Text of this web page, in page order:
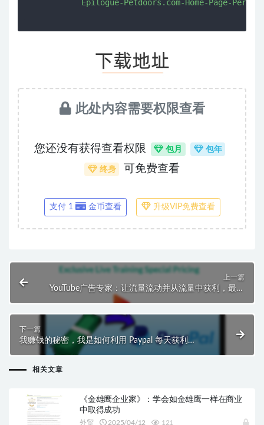
此处内容需要权限查看
您还没有获得查看权限 包月 包年
终身 可免费查看
支付 1 金币查看 升级VIP免费查看
上一篇
YouTube广告专家：让流量流动并从流量中获利，最终
下一篇
我赚钱的秘密，我是如何利用 Paypal 每天获利
$50-$100的！
相关文章
《金雄鹰企业家》：学会如金雄鹰一样在商业
中取得成功
外贸 2025/04/12 121